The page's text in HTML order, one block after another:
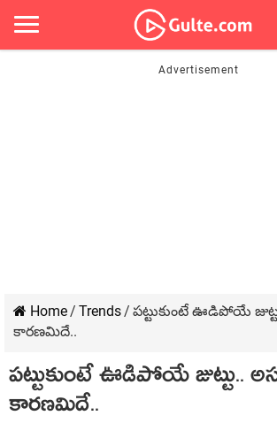
Home/ Trends/ పట్టుకుంటే ఊడిపోయే
కారణమిదే..
పట్టుకుంటే ఊడిపోయే జుట్టు..
కారణమిదే..